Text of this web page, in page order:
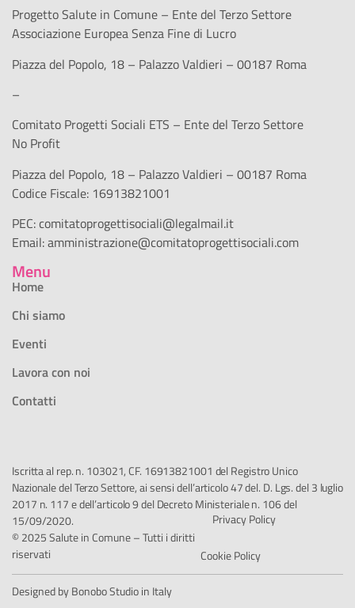
Progetto Salute in Comune – Ente del Terzo Settore
Associazione Europea Senza Fine di Lucro
Piazza del Popolo, 18 – Palazzo Valdieri – 00187 Roma
–
Comitato Progetti Sociali ETS – Ente del Terzo Settore
No Profit
Piazza del Popolo, 18 – Palazzo Valdieri – 00187 Roma
Codice Fiscale: 16913821001
PEC:comitatoprogettisociali@legalmail.it
Email:amministrazione@comitatoprogettisociali.com
Menu
Home
Chi siamo
Eventi
Lavora con noi
Contatti
Iscritta al rep. n. 103021, CF. 16913821001 del Registro Unico
Nazionale del Terzo Settore, ai sensi dell’articolo 47 del. D. Lgs. del 3 luglio
2017 n. 117 e dell’articolo 9 del Decreto Ministeriale n. 106 del
15/09/2020.
© 2025 Salute in Comune – Tutti i diritti
riservati
Privacy Policy
Cookie Policy
Designed by Bonobo Studio in Italy